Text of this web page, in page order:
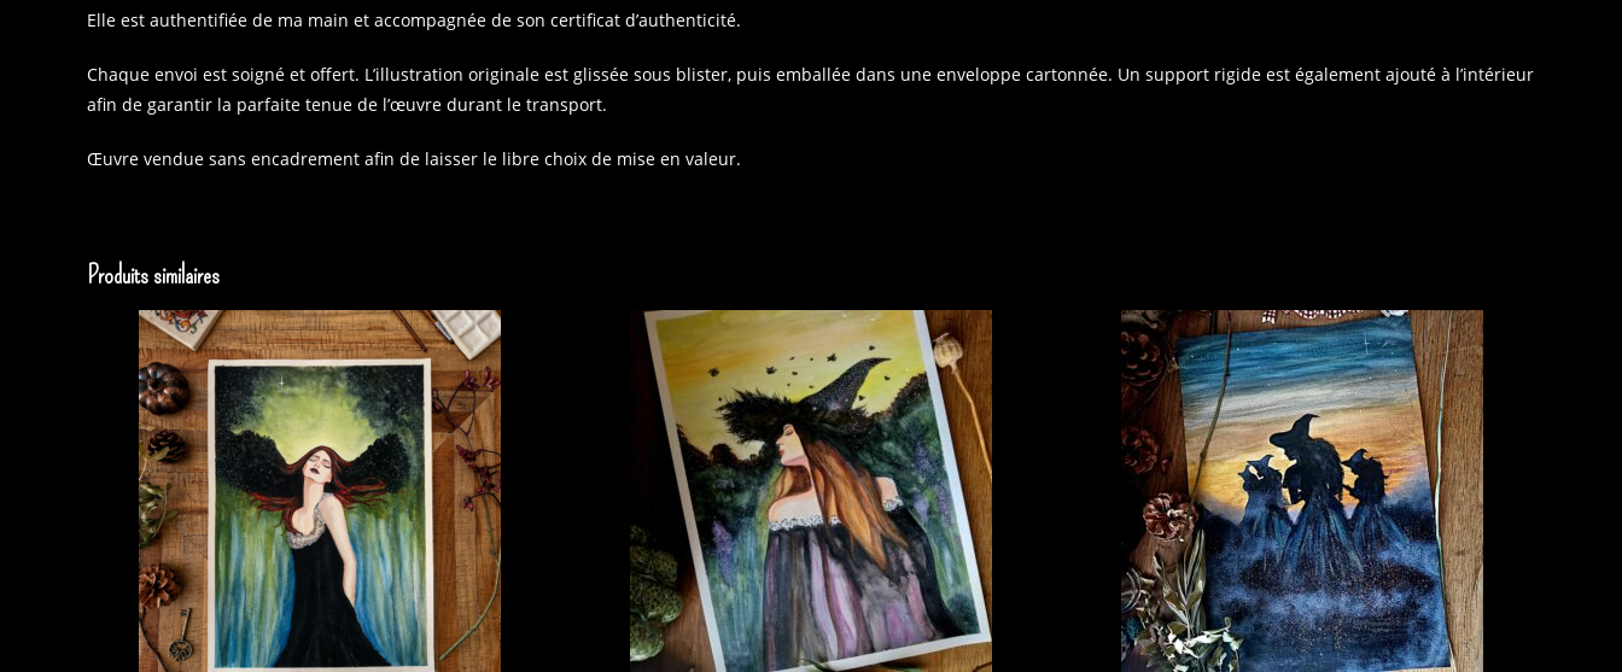
Elle est authentifiée de ma main et accompagnée de son certificat d’authenticité.
Chaque envoi est soigné et offert. L’illustration originale est glissée sous blister, puis emballée dans une enveloppe cartonnée. Un support rigide est également ajouté à l’intérieur
afin de garantir la parfaite tenue de l’œuvre durant le transport.
Œuvre vendue sans encadrement afin de laisser le libre choix de mise en valeur.
Produits similaires